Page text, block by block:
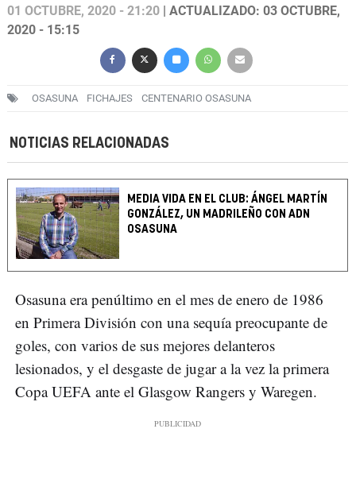
01 OCTUBRE, 2020 - 21:20 | ACTUALIZADO: 03 OCTUBRE,
2020 - 15:15
OSASUNA FICHAJES CENTENARIO OSASUNA
NOTICIAS RELACIONADAS
MEDIA VIDA EN EL CLUB: ÁNGEL MARTÍN
GONZÁLEZ, UN MADRILEÑO CON ADN
OSASUNA
Osasuna era penúltimo en el mes de enero de 1986
en Primera División con una sequía preocupante de
goles, con varios de sus mejores delanteros
lesionados, y el desgaste de jugar a la vez la primera
Copa UEFA ante el Glasgow Rangers y Waregen.